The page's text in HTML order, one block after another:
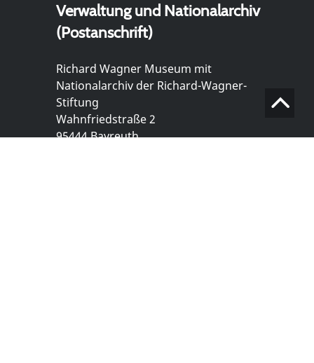
Verwaltung und Nationalarchiv
(Postanschrift)
Richard Wagner Museum mit
Nationalarchiv der Richard-Wagner-
Stiftung
Wahnfriedstraße 2
95444 Bayreuth